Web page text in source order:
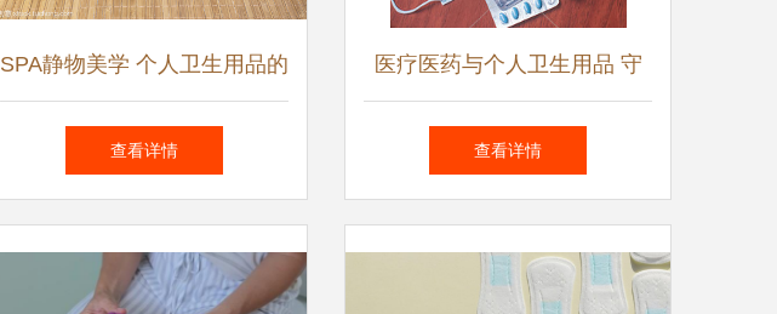
SPA静物美学 个人卫生用品的
仪式感重塑
查看详情
医疗医药与个人卫生用品 守
护健康的双重防线
查看详情